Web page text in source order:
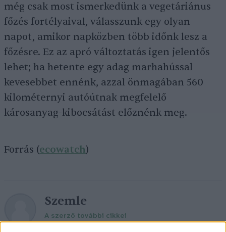
még csak most ismerkedünk a vegetáriánus
főzés fortélyaival, válasszunk egy olyan
napot, amikor napközben több időnk lesz a
főzésre. Ez az apró változtatás igen jelentős
lehet; ha hetente egy adag marhahússal
kevesebbet ennénk, azzal önmagában 560
kilométernyi autóútnak megfelelő
károsanyag-kibocsátást előznénk meg.
Forrás (ecowatch)
Szemle
A szerző további cikkei